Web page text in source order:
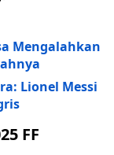
Mengalahkan
Lionel Messi
FF